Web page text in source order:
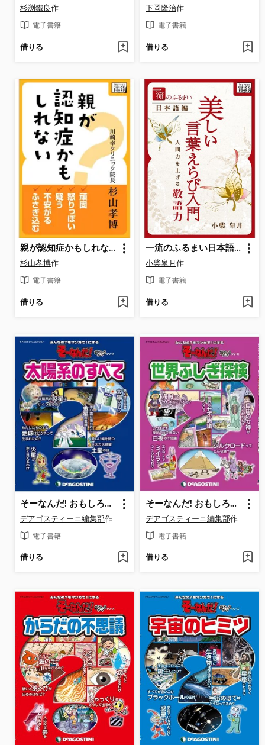
杉渕鐵良作
電子書籍
借りる
下岡隆治作
電子書籍
借りる
親が認知症かもしれない 頑固、怒りっぽい、疑う、不安がる、ふさぎ込む
杉山孝博作
電子書籍
借りる
一流のふるまい日本語編 美しい言葉えらび入門 人間力を上げる敬語力
小柴皐月作
電子書籍
借りる
そーなんだ! おもしろテーマシリーズ: 太陽系のすべて
デアゴスティーニ編集部作
電子書籍
借りる
そーなんだ! おもしろテーマシリーズ: 世界ふしぎ探検
デアゴスティーニ編集部作
電子書籍
借りる